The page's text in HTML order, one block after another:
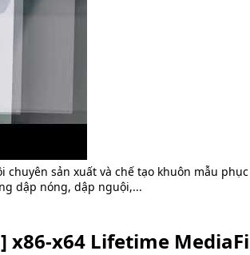
sản xuất và chế tạo khuôn mẫu
dập nóng, dập nguội,...
x86-x64 Lifetime